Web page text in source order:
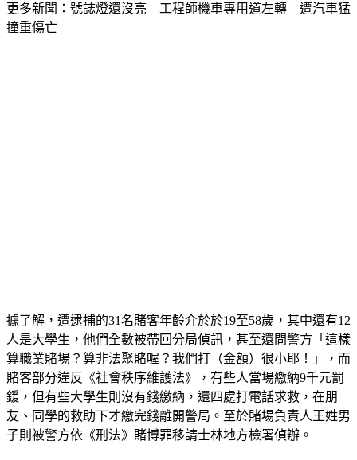
更多新聞： 號誌燈還沒亮　工程師機車專用道左轉　遭汽車猛
撞重傷亡
據了解，遭逮捕的31名賭客年齡介於於19至58歲，其中還有12
人是大學生，他們全數被帶回分局偵訊，甚至還問警方「這樣
算職業賭場？算非法聚賭喔？我們打（金額）很小耶！」，而
賭客部分違反《社會秩序維護法》，有些人當場繳納9千元罰
鍰，但有些大學生則沒有錢繳納，還四處打電話求救，在朋
友、同學的救助下才繳完錢離開警局。至於賭場負責人王姓男
子則被警方依《刑法》賭博罪移請士林地方檢署偵辦。